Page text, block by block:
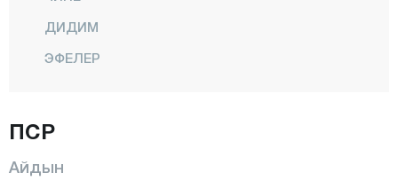
ДИДИМ
ЭФЕЛЕР
ПСР
Айдын